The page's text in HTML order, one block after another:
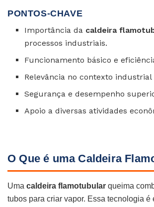
PONTOS-CHAVE
Importância da caldeira
processos industriais.
Funcionamento básico e
Relevância no contexto industrial
Segurança e desempenho
Apoio a diversas atividades
O Que é uma Caldeira
Uma caldeira flamotubular queima
tubos para criar vapor. Essa tecnologia é